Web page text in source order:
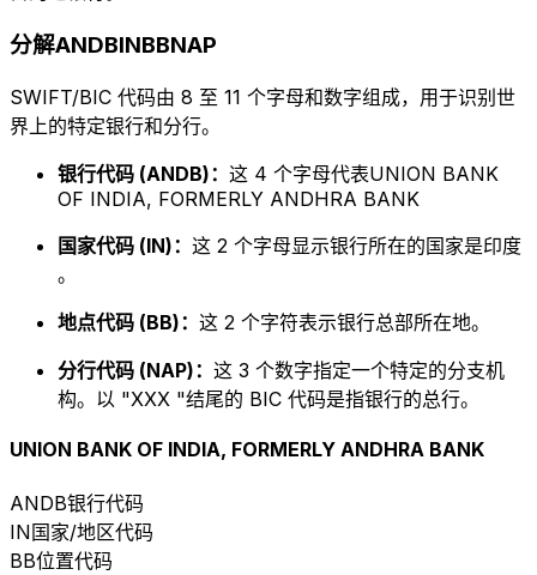
分解ANDBINBBNAP
SWIFT/BIC 代码由 8 至 11 个字母和数字组成，用于识别世
界上的特定银行和分行。
银行代码 (ANDB)： 这 4 个字母代表UNION BANK
OF INDIA, FORMERLY ANDHRA BANK
国家代码 (IN)： 这 2 个字母显示银行所在的国家是印度
。
地点代码 (BB)： 这 2 个字符表示银行总部所在地。
分行代码 (NAP)： 这 3 个数字指定一个特定的分支机
构。以 "XXX "结尾的 BIC 代码是指银行的总行。
UNION BANK OF INDIA, FORMERLY ANDHRA BANK
ANDB银行代码
IN国家/地区代码
BB位置代码